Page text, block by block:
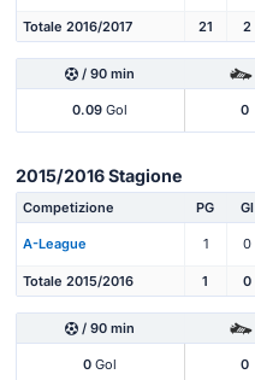
Totale 2016/2017 21 2
/ 90 min
0.09 Gol 0
2015/2016 Stagione
Competizione PG Gl
A-League 1 0
Totale 2015/2016 1 0
/ 90 min
0 Gol 0